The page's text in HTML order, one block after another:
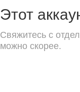
Этот
Свяжитесь с
можно скорее.